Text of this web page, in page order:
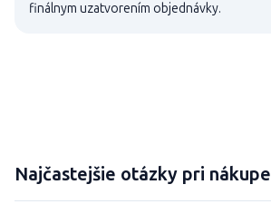
finálnym uzatvorením objednávky.
Najčastejšie otázky pri nákupe